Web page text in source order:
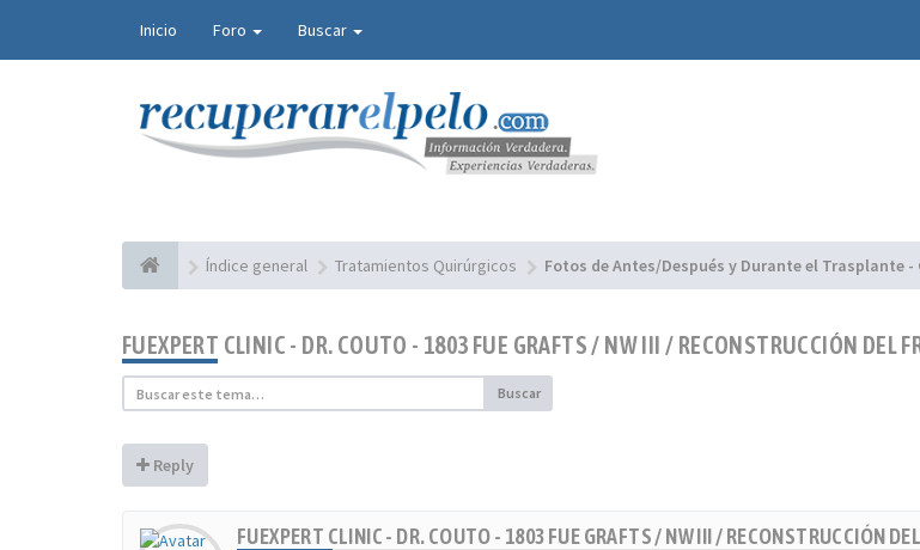
Inicio Foro Buscar
Índice general Tratamientos Quirúrgicos Fotos de Antes/Después y Durante el Trasplante
FUEXPERT CLINIC - DR. COUTO - 1803 FUE GRAFTS / NW III / RECONSTRUCCIÓN DEL
Buscar
Reply
FUEXPERT CLINIC - DR. COUTO - 1803 FUE GRAFTS / NW III / RECONSTRUCCIÓN